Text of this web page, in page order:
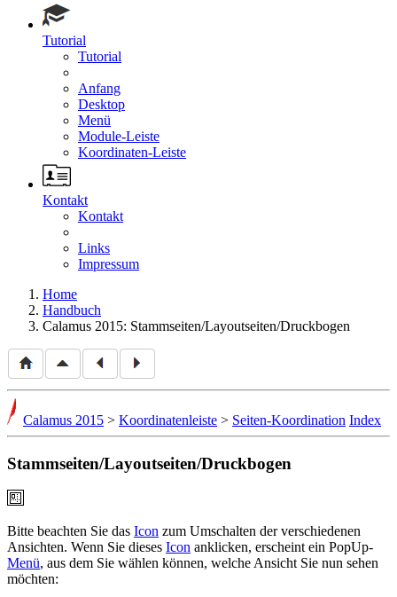
Tutorial
Tutorial
Anfang
Desktop
Menü
Module-Leiste
Koordinaten-Leiste
Kontakt
Kontakt
Links
Impressum
Home
Handbuch
Calamus 2015: Stammseiten/Layoutseiten/Druckbogen
Calamus 2015 > Koordinatenleiste > Seiten-Koordination Index
Stammseiten/Layoutseiten/Druckbogen
Bitte beachten Sie das Icon zum Umschalten der verschiedenen
Ansichten. Wenn Sie dieses Icon anklicken, erscheint ein PopUp-
Menü, aus dem Sie wählen können, welche Ansicht Sie nun sehen
möchten: